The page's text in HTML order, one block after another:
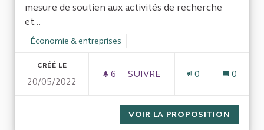
mesure de soutien aux activités de recherche
et...
Filtrer les résultats de la catégorie : Économie & entreprises
Économie & entreprises
CRÉÉ LE
20/05/2022
6 6 ABONNÉS
SUIVRE
0 0
VOIR LA PROPOSITION